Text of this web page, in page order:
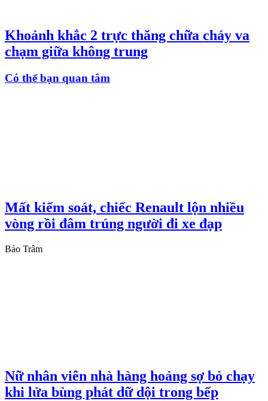
Khoảnh khắc 2 trực thăng chữa cháy va
chạm giữa không trung
Có thể bạn quan tâm
Mất kiểm soát, chiếc Renault lộn nhiều
vòng rồi đâm trúng người đi xe đạp
Bảo Trâm
Nữ nhân viên nhà hàng hoảng sợ bỏ chạy
khi lửa bùng phát dữ dội trong bếp